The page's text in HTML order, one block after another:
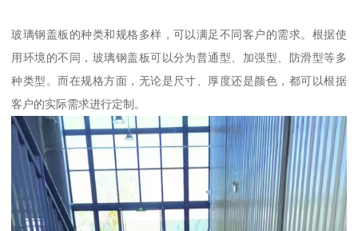
玻璃钢盖板的种类和规格多样，可以满足不同客户的需求。根据使
用环境的不同，玻璃钢盖板可以分为普通型、加强型、防滑型等多
种类型。而在规格方面，无论是尺寸、厚度还是颜色，都可以根据
客户的实际需求进行定制。